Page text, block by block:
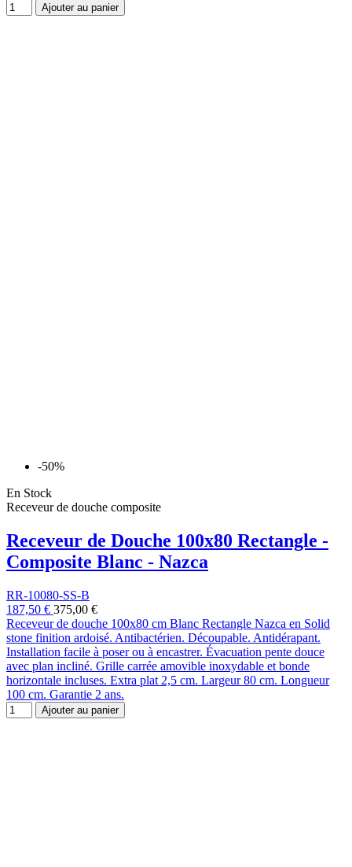
Ajouter au panier
-50%
En Stock
Receveur de douche composite
Receveur de Douche 100x80 Rectangle -
Composite Blanc - Nazca
RR-10080-SS-B
187,50 € 375,00 €
Receveur de douche 100x80 cm Blanc Rectangle Nazca en Solid
stone finition ardoisé. Antibactérien. Découpable. Antidérapant.
Installation facile à poser ou à encastrer. Évacuation pente douce
avec plan incliné. Grille carrée amovible inoxydable et bonde
horizontale incluses. Extra plat 2,5 cm. Largeur 80 cm. Longueur
100 cm. Garantie 2 ans.
Ajouter au panier